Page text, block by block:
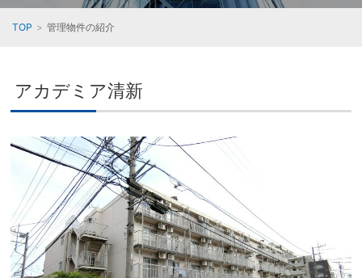
TOP 管理物件の紹介
アカデミア清新